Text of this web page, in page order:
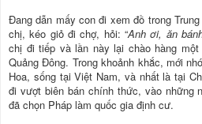
Đang dẫn mấy con đi xem đồ trong
chị, kéo giỏ đi chợ, hỏi: “Anh ơi, ăn
chị đi tiếp và lần này lại chào hàng
Quảng Đông. Trong khoảnh khắc, mới
Hoa, sống tại Việt Nam, và nhất là tại
đi vượt biên bán chính thức, vào những
đã chọn Pháp làm quốc gia định cư.